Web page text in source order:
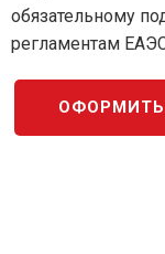
обязательному
регламентам